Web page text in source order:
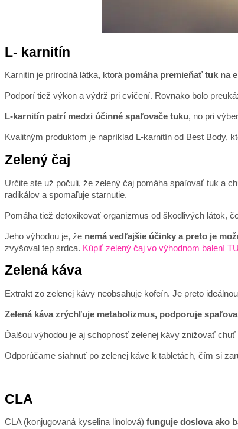
L- karnitín
Karnitín je prírodná látka, ktorá pomáha premieňať tuk na
Podporí tiež výkon a výdrž pri cvičení. Rovnako bolo
L-karnitín patrí medzi účinné spaľovače tuku, no pri
Kvalitným produktom je napríklad L-karnitín od Best Body,
Zelený čaj
Určite ste už počuli, že zelený čaj pomáha spaľovať tuk a
radikálov a spomaľuje starnutie.
Pomáha tiež detoxikovať organizmus od škodlivých látok,
Jeho výhodou je, že nemá vedľajšie účinky a preto je
zvyšoval tep srdca. Kúpiť zelený čaj vo výhodnom balení TU
Zelená káva
Extrakt zo zelenej kávy neobsahuje kofeín. Je preto
Zelená káva zrýchľuje metabolizmus, podporuje
Ďalšou výhodou je aj schopnosť zelenej kávy znižovať
Odporúčame siahnuť po zelenej káve k tabletách, čím si
CLA
CLA (konjugovaná kyselina linolová) funguje doslova ako